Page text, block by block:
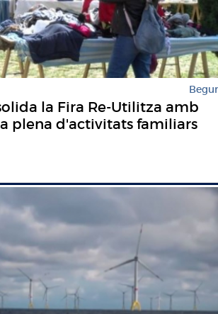
Begur
la Fira Re-Utilitza amb
plena d'activitats familiars